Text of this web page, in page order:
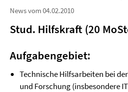
News vom 04.02.2010
Stud. Hilfskraft (20
Aufgabengebiet:
Technische Hilfsarbeiten bei
und Forschung (insbesondere